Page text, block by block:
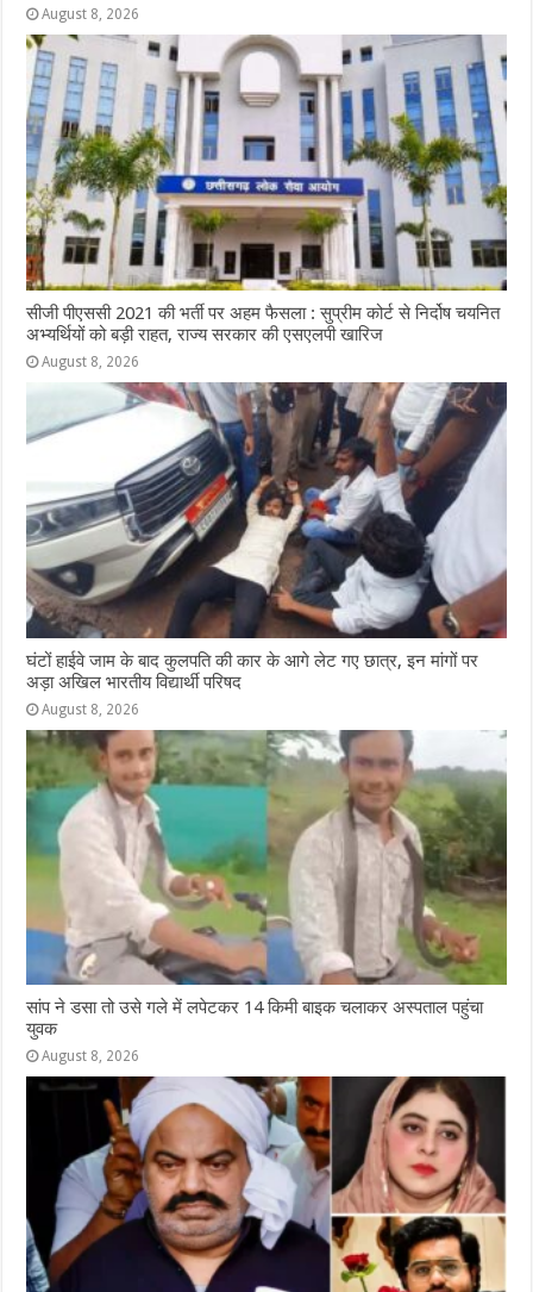
August 8, 2026
सीजी पीएससी 2021 की भर्ती पर अहम फैसला : सुप्रीम कोर्ट से निर्दोष चयनित
अभ्यर्थियों को बड़ी राहत, राज्य सरकार की एसएलपी खारिज
August 8, 2026
घंटों हाईवे जाम के बाद कुलपति की कार के आगे लेट गए छात्र, इन मांगों पर
अड़ा अखिल भारतीय विद्यार्थी परिषद
August 8, 2026
सांप ने डसा तो उसे गले में लपेटकर 14 किमी बाइक चलाकर अस्पताल पहुंचा
युवक
August 8, 2026